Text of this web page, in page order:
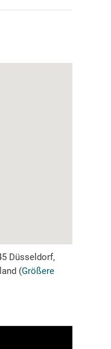
Düsseldorf,
(Größere